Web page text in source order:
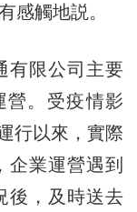
感觸地説。
限公司主要
營。受疫情影
行以來，實際
企業運營遇到
後，及時送去